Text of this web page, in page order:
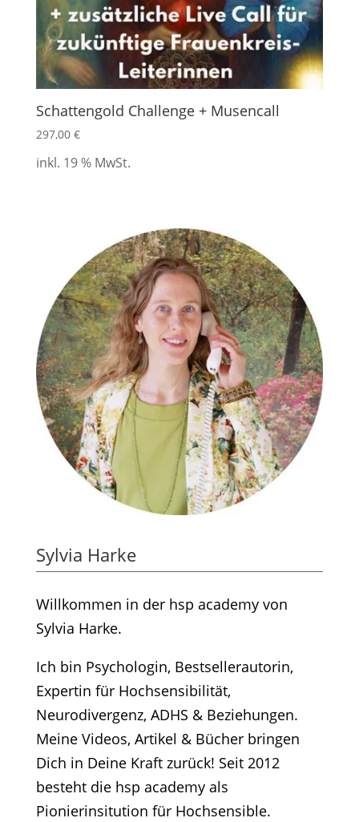
Schattengold Challenge + Musencall
297,00 €
inkl. 19 % MwSt.
Sylvia Harke
Willkommen in der hsp academy von
Sylvia Harke.
Ich bin Psychologin, Bestsellerautorin,
Expertin für Hochsensibilität,
Neurodivergenz, ADHS & Beziehungen.
Meine Videos, Artikel & Bücher bringen
Dich in Deine Kraft zurück! Seit 2012
besteht die hsp academy als
Pionierinsitution für Hochsensible.